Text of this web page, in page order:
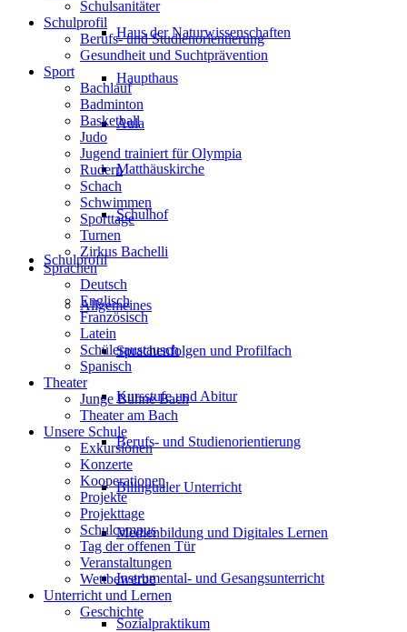
Haus der Naturwissenschaften
Haupthaus
Aula
Matthäuskirche
Schulhof
Schulprofil
Allgemeines
Sprachenfolgen und Profilfach
Kursstufe und Abitur
Berufs- und Studienorientierung
Bilingualer Unterricht
Medienbildung und Digitales Lernen
Instrumental- und Gesangsunterricht
Sozialpraktikum
Schulsanitäter
Schulprofil
Berufs- und Studienorientierung
Gesundheit und Suchtprävention
Sport
Bachlauf
Badminton
Basketball
Judo
Jugend trainiert für Olympia
Rudern
Schach
Schwimmen
Sporttage
Turnen
Zirkus Bachelli
Sprachen
Deutsch
Englisch
Französisch
Latein
Schüleraustausch
Spanisch
Theater
Junge Bühne Bach
Theater am Bach
Unsere Schule
Exkursionen
Konzerte
Kooperationen
Projekte
Projekttage
Schulcampus
Tag der offenen Tür
Veranstaltungen
Wettbewerbe
Unterricht und Lernen
Geschichte